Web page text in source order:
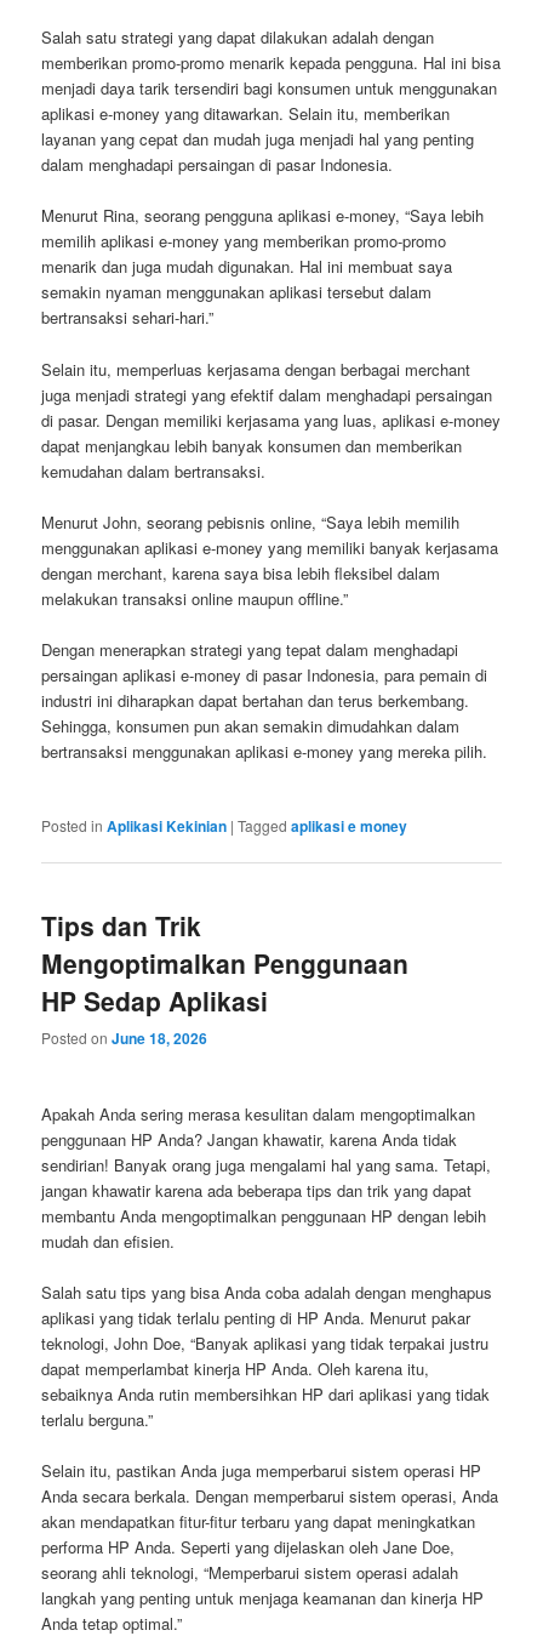
Salah satu strategi yang dapat dilakukan adalah dengan
memberikan promo-promo menarik kepada pengguna. Hal ini bisa
menjadi daya tarik tersendiri bagi konsumen untuk menggunakan
aplikasi e-money yang ditawarkan. Selain itu, memberikan
layanan yang cepat dan mudah juga menjadi hal yang penting
dalam menghadapi persaingan di pasar Indonesia.
Menurut Rina, seorang pengguna aplikasi e-money, “Saya lebih
memilih aplikasi e-money yang memberikan promo-promo
menarik dan juga mudah digunakan. Hal ini membuat saya
semakin nyaman menggunakan aplikasi tersebut dalam
bertransaksi sehari-hari.”
Selain itu, memperluas kerjasama dengan berbagai merchant
juga menjadi strategi yang efektif dalam menghadapi persaingan
di pasar. Dengan memiliki kerjasama yang luas, aplikasi e-money
dapat menjangkau lebih banyak konsumen dan memberikan
kemudahan dalam bertransaksi.
Menurut John, seorang pebisnis online, “Saya lebih memilih
menggunakan aplikasi e-money yang memiliki banyak kerjasama
dengan merchant, karena saya bisa lebih fleksibel dalam
melakukan transaksi online maupun offline.”
Dengan menerapkan strategi yang tepat dalam menghadapi
persaingan aplikasi e-money di pasar Indonesia, para pemain di
industri ini diharapkan dapat bertahan dan terus berkembang.
Sehingga, konsumen pun akan semakin dimudahkan dalam
bertransaksi menggunakan aplikasi e-money yang mereka pilih.
Posted in Aplikasi Kekinian |Tagged aplikasi e money
Tips dan Trik
Mengoptimalkan Penggunaan
HP Sedap Aplikasi
Posted onJune 18, 2026
Apakah Anda sering merasa kesulitan dalam mengoptimalkan
penggunaan HP Anda? Jangan khawatir, karena Anda tidak
sendirian! Banyak orang juga mengalami hal yang sama. Tetapi,
jangan khawatir karena ada beberapa tips dan trik yang dapat
membantu Anda mengoptimalkan penggunaan HP dengan lebih
mudah dan efisien.
Salah satu tips yang bisa Anda coba adalah dengan menghapus
aplikasi yang tidak terlalu penting di HP Anda. Menurut pakar
teknologi, John Doe, “Banyak aplikasi yang tidak terpakai justru
dapat memperlambat kinerja HP Anda. Oleh karena itu,
sebaiknya Anda rutin membersihkan HP dari aplikasi yang tidak
terlalu berguna.”
Selain itu, pastikan Anda juga memperbarui sistem operasi HP
Anda secara berkala. Dengan memperbarui sistem operasi, Anda
akan mendapatkan fitur-fitur terbaru yang dapat meningkatkan
performa HP Anda. Seperti yang dijelaskan oleh Jane Doe,
seorang ahli teknologi, “Memperbarui sistem operasi adalah
langkah yang penting untuk menjaga keamanan dan kinerja HP
Anda tetap optimal.”